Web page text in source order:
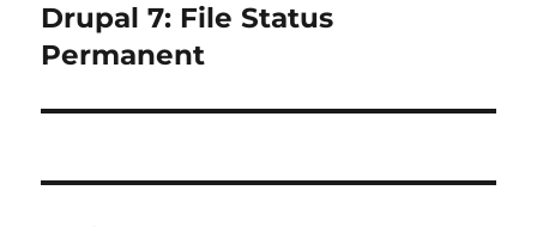
Next
post:
Drupal 7: File Status
Permanent